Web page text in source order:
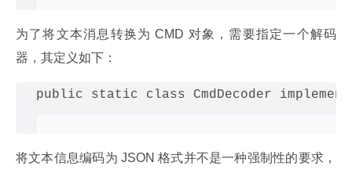
为了将文本消息转换为 CMD 对象，需要指定一个解码
器，其定义如下：
public static class CmdDecoder
将文本信息编码为 JSON 格式并不是一种强制性的要求，